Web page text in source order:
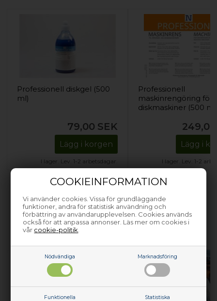
COOKIEINFORMATION
Vi använder cookies. Vissa för grundläggande
funktioner, andra för statistisk användning och
förbättring av användarupplevelsen. Cookies används
också för att anpassa annonser. Läs mer om cookies i
vår cookie-politik
Nödvändiga Marknadsföring
Funktionella Statistiska
Professionell diskgel (500
ml)
79,00 SEK
Lägg i korgen
I lager. Lev. 1-2 arbetsdagar.
Professionell
maskinrengöring för
diskmaskiner (500
249,00
Lägg i
I lager. Lev. 1-2
HJÄLP MED ATT REPARERA DINA